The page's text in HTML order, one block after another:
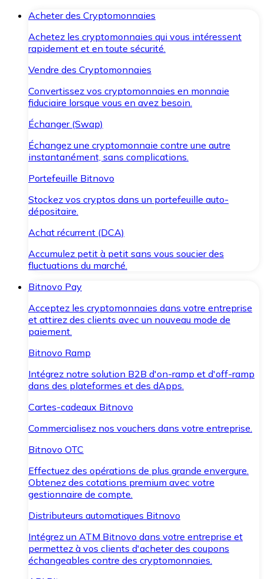
Acheter des Cryptomonnaies
Achetez les cryptomonnaies qui vous intéressent
rapidement et en toute sécurité.
Vendre des Cryptomonnaies
Convertissez vos cryptomonnaies en monnaie
fiduciaire lorsque vous en avez besoin.
Échanger (Swap)
Échangez une cryptomonnaie contre une autre
instantanément, sans complications.
Portefeuille Bitnovo
Stockez vos cryptos dans un portefeuille auto-
dépositaire.
Achat récurrent (DCA)
Accumulez petit à petit sans vous soucier des
fluctuations du marché.
Bitnovo Pay
Acceptez les cryptomonnaies dans votre entreprise
et attirez des clients avec un nouveau mode de
paiement.
Bitnovo Ramp
Intégrez notre solution B2B d'on-ramp et d'off-ramp
dans des plateformes et des dApps.
Cartes-cadeaux Bitnovo
Commercialisez nos vouchers dans votre entreprise.
Bitnovo OTC
Effectuez des opérations de plus grande envergure.
Obtenez des cotations premium avec votre
gestionnaire de compte.
Distributeurs automatiques Bitnovo
Intégrez un ATM Bitnovo dans votre entreprise et
permettez à vos clients d'acheter des coupons
échangeables contre des cryptomonnaies.